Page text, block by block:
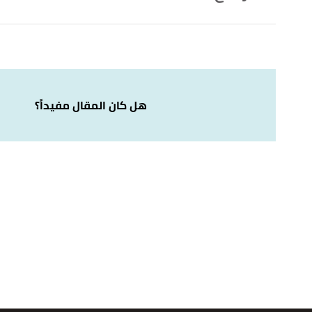
"البرَع: الرقصة الأكثر شعبية في اليمن وتراجع
، اطّلع عليه بتاريخ 25/6/2023. بتصرّف.هل كان المقال مفيداً؟